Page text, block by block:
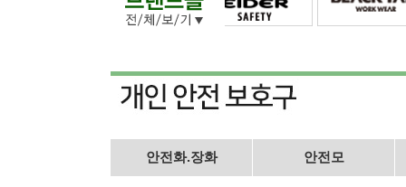
안전화.장화 안전모